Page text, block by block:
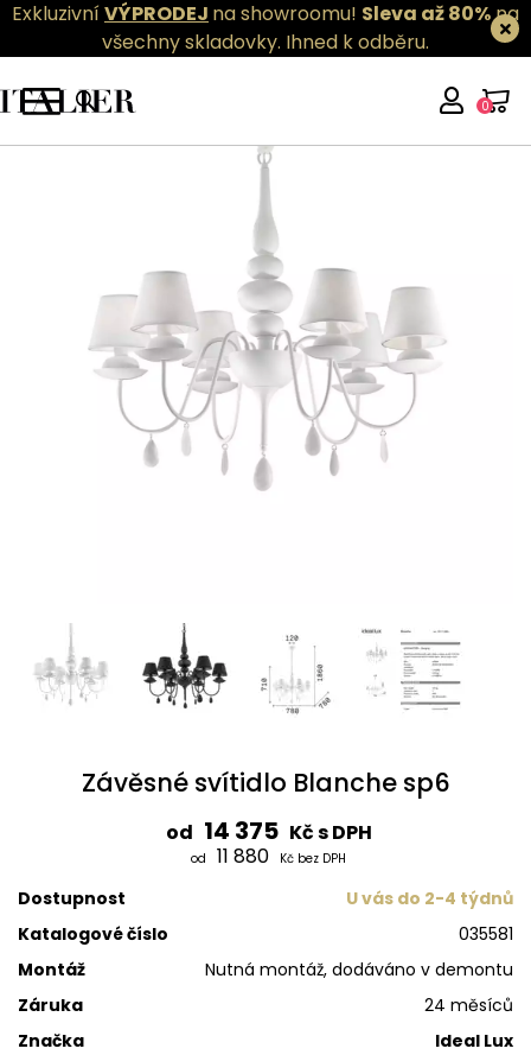
ExkluzivníVÝPRODEJ na showroomu! Sleva až 80%na
všechny skladovky. Ihned k odběru.
0
Závěsné svítidlo Blanche sp6
od 14 375 Kč s DPH
od 11 880 Kč bez DPH
Dostupnost
U vás do 2-4 týdnů
Katalogové číslo
035581
Montáž
Nutná montáž, dodáváno v demontu
Záruka
24 měsíců
Značka
Ideal Lux